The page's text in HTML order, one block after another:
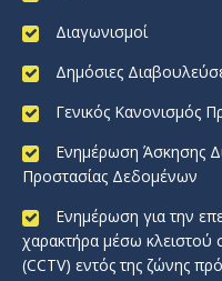
Διαγωνισμοί
Δημόσιες
Γενικός Κανονισμός
Ενημέρωση Άσκησης
Προστασίας Δεδομένων
Ενημέρωση για την
χαρακτήρα μέσω κλειστού
(CCTV) εντός της ζώνης